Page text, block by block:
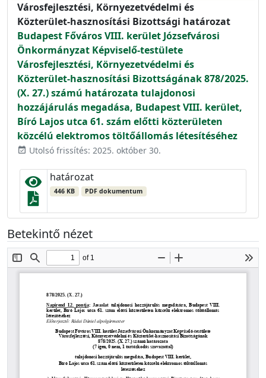
Városfejlesztési, Környezetvédelmi és
Közterület-hasznosítási Bizottsági határozat
Budapest Főváros VIII. kerület Józsefvárosi
Önkormányzat Képviselő-testülete
Városfejlesztési, Környezetvédelmi és
Közterület-hasznosítási Bizottságának 878/2025.
(X. 27.) számú határozata tulajdonosi
hozzájárulás megadása, Budapest VIII. kerület,
Bíró Lajos utca 61. szám előtti közterületen
közcélú elektromos töltőállomás létesítéséhez
event_available Utolsó frissítés: 2025. október 30.
határozat
446 KB PDF dokumentum
Betekintő nézet